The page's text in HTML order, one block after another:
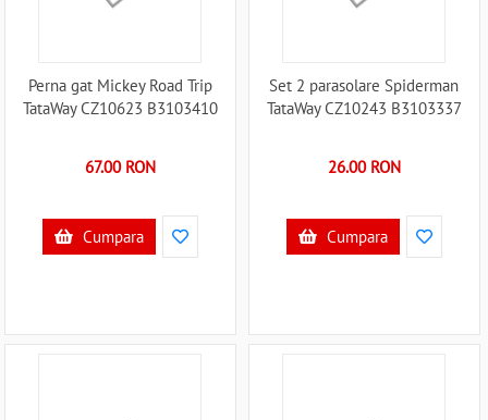
Perna gat Mickey Road Trip
TataWay CZ10623 B3103410
67.00 RON
Cumpara
Set 2 parasolare Spiderman
TataWay CZ10243 B3103337
26.00 RON
Cumpara